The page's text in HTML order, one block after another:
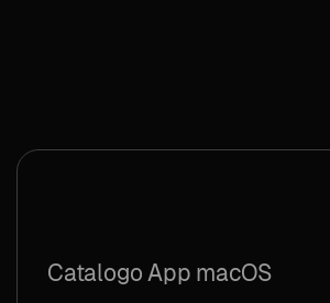
Catalogo App macOS